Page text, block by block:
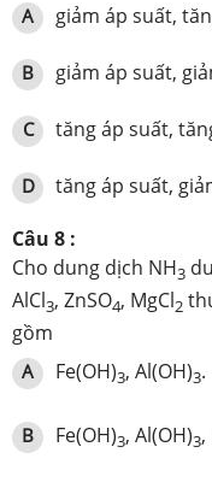
A giảm áp suất,
B giảm áp suất,
C tăng áp suất,
D
tăng áp suất,
Câu 8 :
Cho dung dịch NH3
AlCl3, ZnSO4, MgCl2
gồm
A Fe(OH)3, Al(OH)3.
B Fe(OH)3, Al(OH)3,